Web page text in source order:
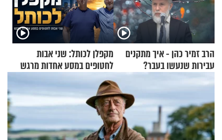
הרב זמיר כהן - איך מתקנים
עבירות שנעשו בעבר?
מקפלן לכותל: שני אבות
לחטופים במסע אחדות מרגש